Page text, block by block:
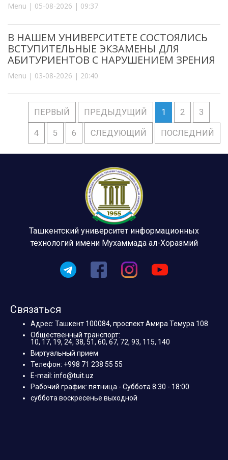
Menu | 05-08-2026 | 09:37
В НАШЕМ УНИВЕРСИТЕТЕ СОСТОЯЛИСЬ
ВСТУПИТЕЛЬНЫЕ ЭКЗАМЕНЫ ДЛЯ
АБИТУРИЕНТОВ С НАРУШЕНИЕМ ЗРЕНИЯ
Menu | 03-08-2026 | 20:40
ПЕРВЫЙ ПРЕДЫДУЩИЙ 1 2 3
4 5 6 СЛЕДУЮЩИЙ ПОСЛЕДНИЙ
Ташкентский университет информационных
технологий имени Мухаммада ал-Хоразмий
Связаться
Адрес: Ташкент 100084, проспект Амира Темура 108
Общественный транспорт:
10, 17, 19, 24, 38, 51, 60, 67, 72, 93, 115, 140
Виртуальный прием
Телефон: +998 71 238 55 55
E-mail: info@tuit.uz
Рабочий график: пятница - Суббота 8:30 - 18:00
суббота воскресенье выходной